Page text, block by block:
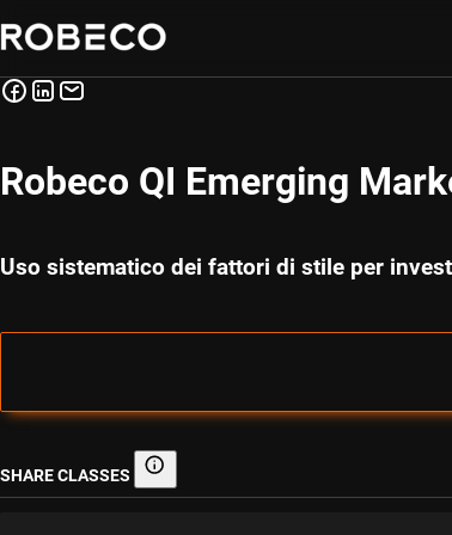
Robeco QI Emerging
Uso sistematico dei fattori di stile per
SHARE CLASSES Share classes